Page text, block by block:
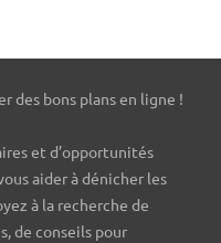
des bons plans en ligne !
et d’opportunités
aider à dénicher les
à la recherche de
de conseils pour